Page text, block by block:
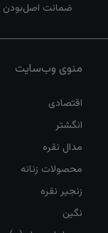
ضمانت اصل‌بودن
منوی وب‌سایت
اقتصادی
انگشتر
مدال نقره
محصولات زنانه
زنجیر نقره
نگین